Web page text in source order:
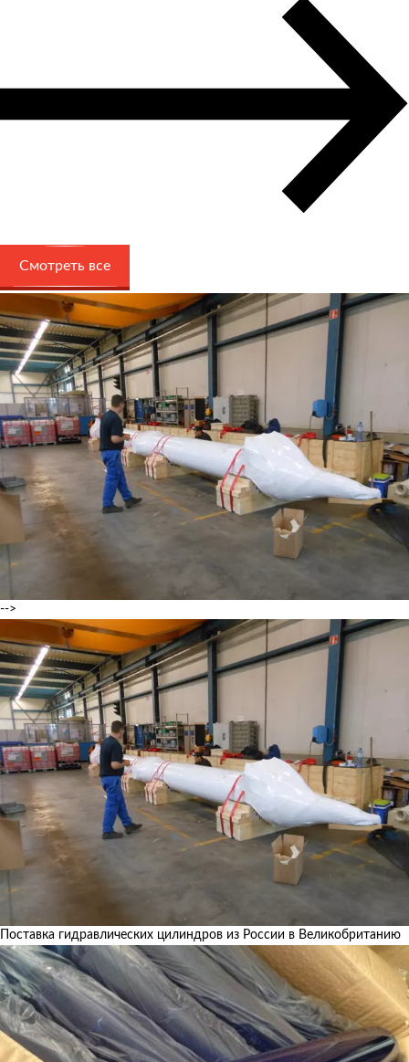
Смотреть все
-->
Поставка гидравлических цилиндров из России в Великобританию